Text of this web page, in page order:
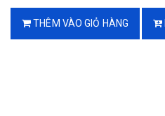
THÊM VÀO GIỎ HÀNG